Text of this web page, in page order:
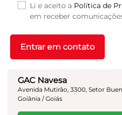
GAC Navesa
Avenida Mutirão, 3300, Setor
Goiânia / Goiás
Li e aceito a Política de
em receber
Entrar em contato